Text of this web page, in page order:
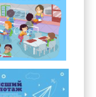
в кадровый резерв